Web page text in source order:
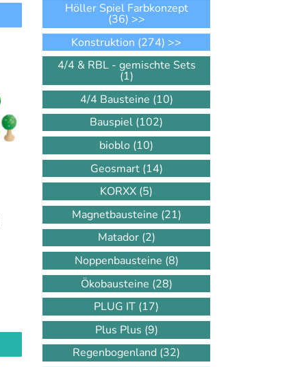
Höller Spiel Farbkonzept
(36) >>
Konstruktion (274) >>
4/4 & RBL - gemischte Sets
(1)
4/4 Bausteine (10)
Bauspiel (102)
bioblo (10)
Geosmart (14)
KORXX (5)
Magnetbausteine (21)
Matador (2)
Noppenbausteine (8)
Ökobausteine (28)
PLUG IT (17)
Plus Plus (9)
Regenbogenland (32)